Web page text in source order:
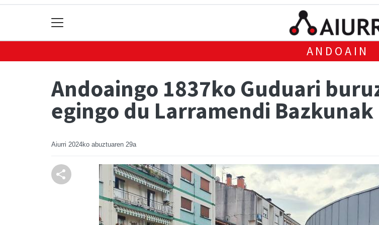
ANDOAIN
Andoaingo 1837ko Guduari
egingo du Larramendi Bazkunak
Aiurri 2024ko abuztuaren 29a